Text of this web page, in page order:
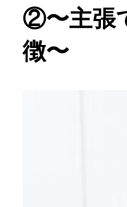
②〜主張
徴〜